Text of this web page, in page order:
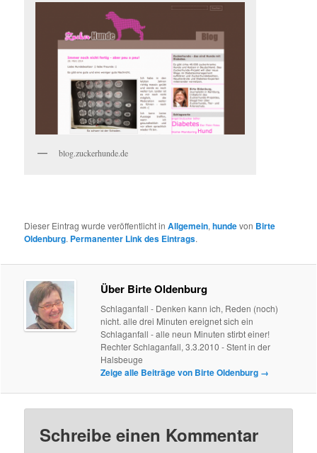
blog.zuckerhunde.de
Dieser Eintrag wurde veröffentlicht inAllgemein,hundevon Birte
Oldenburg. Permanenter Link des Eintrags.
Über Birte Oldenburg
Schlaganfall - Denken kann ich, Reden (noch)
nicht. alle drei Minuten ereignet sich ein
Schlaganfall - alle neun Minuten stirbt einer!
Rechter Schlaganfall, 3.3.2010 - Stent in der
Halsbeuge
Zeige alle Beiträge von Birte Oldenburg →
Schreibe einen Kommentar